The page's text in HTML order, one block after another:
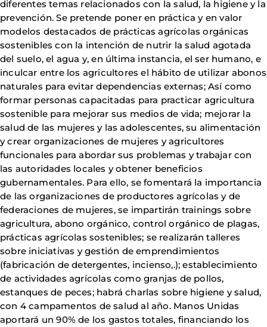
diferentes temas relacionados con la salud, la higiene y la
prevención. Se pretende poner en práctica y en valor
modelos destacados de prácticas agrícolas orgánicas
sostenibles con la intención de nutrir la salud agotada
del suelo, el agua y, en última instancia, el ser humano, e
inculcar entre los agricultores el hábito de utilizar abonos
naturales para evitar dependencias externas; Así como
formar personas capacitadas para practicar agricultura
sostenible para mejorar sus medios de vida; mejorar la
salud de las mujeres y las adolescentes, su alimentación
y crear organizaciones de mujeres y agricultores
funcionales para abordar sus problemas y trabajar con
las autoridades locales y obtener beneficios
gubernamentales. Para ello, se fomentará la importancia
de las organizaciones de productores agrícolas y de
federaciones de mujeres, se impartirán trainings sobre
agricultura, abono orgánico, control orgánico de plagas,
prácticas agrícolas sostenibles; se realizarán talleres
sobre iniciativas y gestión de emprendimientos
(fabricación de detergentes, incienso,.); establecimiento
de actividades agrícolas como granjas de pollos,
estanques de peces; habrá charlas sobre higiene y salud,
con 4 campamentos de salud al año. Manos Unidas
aportará un 90% de los gastos totales, financiando los